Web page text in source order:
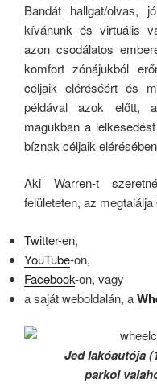
Bandát hallgat/olvas,
kívánunk és virtuális
azon csodálatos
komfort zónájukból
céljaik eléréséért és
példával azok előtt,
magukban a
bíznak céljaik
Aki Warren-t
felületeten, az megtalálja
Twitter-en,
YouTube-on,
Facebook-on, vagy
a saját weboldalán, a
Jed lakóautója
parkol